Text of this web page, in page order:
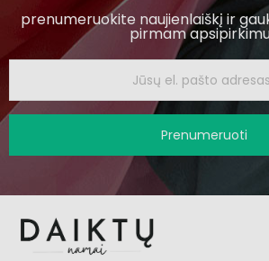
prenumeruokite naujienlaiškį ir
pirmam
Prenumeruoti